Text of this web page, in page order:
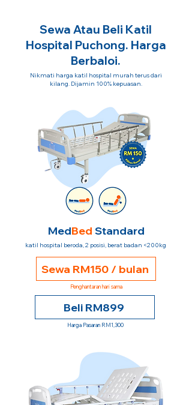
Sewa Atau Beli Katil
Hospital Puchong. Harga
Berbaloi.
Nikmati harga katil hospital murah terus dari
kilang. Dijamin 100% kepuasan.
MedBed Standard
katil hospital beroda, 2 posisi, berat badan <200kg
Sewa RM150 / bulan
Penghantaran hari sama
Beli RM899
Harga Pasaran RM1,300